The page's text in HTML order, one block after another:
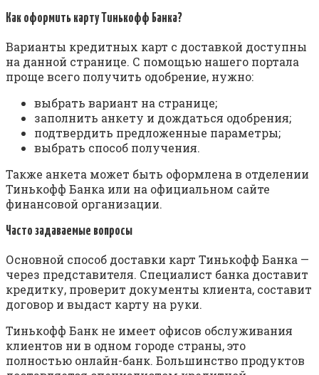
Как оформить карту Тинькофф Банка?
Варианты кредитных карт с доставкой доступны
на данной странице. С помощью нашего портала
проще всего получить одобрение, нужно:
выбрать вариант на странице;
заполнить анкету и дождаться одобрения;
подтвердить предложенные параметры;
выбрать способ получения.
Также анкета может быть оформлена в отделении
Тинькофф Банка или на официальном сайте
финансовой организации.
Часто задаваемые вопросы
Основной способ доставки карт Тинькофф Банка —
через представителя. Специалист банка доставит
кредитку, проверит документы клиента, составит
договор и выдаст карту на руки.
Тинькофф Банк не имеет офисов обслуживания
клиентов ни в одном городе страны, это
полностью онлайн-банк. Большинство продуктов